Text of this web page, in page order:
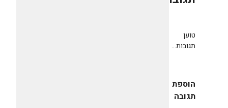
טוען
תגובות...
הוספת
תגובה